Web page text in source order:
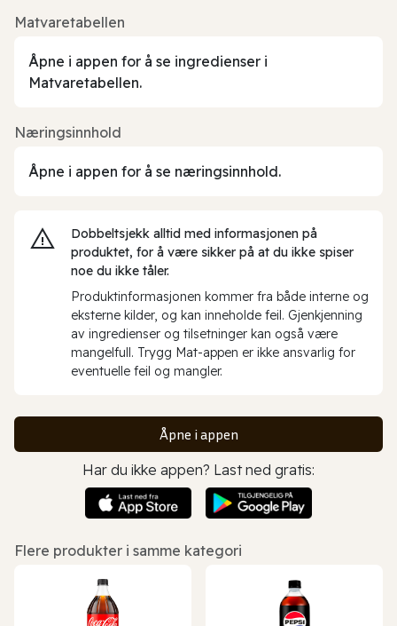
Matvaretabellen
Åpne i appen for å se ingredienser i
Matvaretabellen.
Næringsinnhold
Åpne i appen for å se næringsinnhold.
Dobbeltsjekk alltid med informasjonen på
produktet, for å være sikker på at du ikke spiser
noe du ikke tåler.
Produktinformasjonen kommer fra både interne og
eksterne kilder, og kan inneholde feil. Gjenkjenning
av ingredienser og tilsetninger kan også være
mangelfull. Trygg Mat-appen er ikke ansvarlig for
eventuelle feil og mangler.
Åpne i appen
Har du ikke appen? Last ned gratis:
Flere produkter i samme kategori